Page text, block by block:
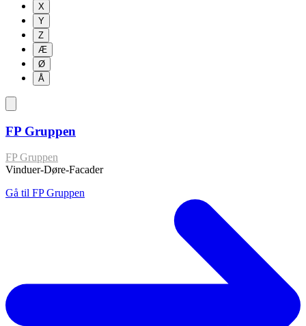
X
Y
Z
Æ
Ø
Å
FP Gruppen
FP Gruppen
Vinduer-Døre-Facader
Gå til FP Gruppen